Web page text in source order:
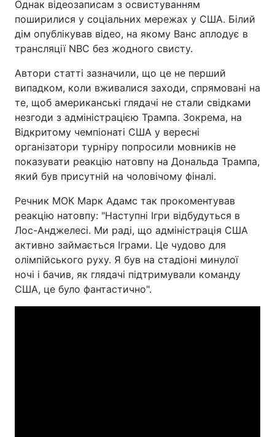
Однак відеозаписам з освистуванням
поширилися у соціальних мережах у США. Білий
дім опублікував відео, на якому Ванс аплодує в
трансляції NBC без жодного свисту.
Автори статті зазначили, що це не перший
випадком, коли вживалися заходи, спрямовані на
те, щоб американські глядачі не стали свідками
незгоди з адміністрацією Трампа. Зокрема, на
Відкритому чемпіонаті США у вересні
організатори турніру попросили мовників не
показувати реакцію натовпу на Дональда Трампа,
який був присутній на чоловічому фіналі.
Речник МОК Марк Адамс так прокоментував
реакцію натовпу: "Наступні Ігри відбудуться в
Лос-Анджелесі. Ми раді, що адміністрація США
активно займається Іграми. Це чудово для
олімпійського руху. Я був на стадіоні минулої
ночі і бачив, як глядачі підтримували команду
США, це було фантастично".